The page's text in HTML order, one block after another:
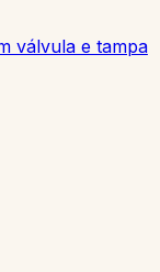
válvula e tampa